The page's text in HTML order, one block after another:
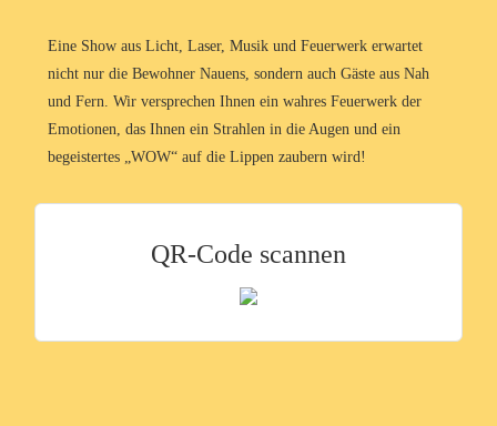
Eine Show aus Licht, Laser, Musik und Feuerwerk erwartet
nicht nur die Bewohner Nauens, sondern auch Gäste aus Nah
und Fern. Wir versprechen Ihnen ein wahres Feuerwerk der
Emotionen, das Ihnen ein Strahlen in die Augen und ein
begeistertes „WOW“ auf die Lippen zaubern wird!
QR-Code scannen